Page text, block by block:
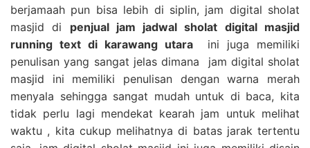
berjamaah pun bisa lebih di siplin, jam digital sholat
masjid di penjual jam jadwal sholat digital masjid
running text di karawang utaraini juga memiliki
penulisan yang sangat jelas dimana jam digital sholat
masjid ini memiliki penulisan dengan warna merah
menyala sehingga sangat mudah untuk di baca, kita
tidak perlu lagi mendekat kearah jam untuk melihat
waktu , kita cukup melihatnya di batas jarak tertentu